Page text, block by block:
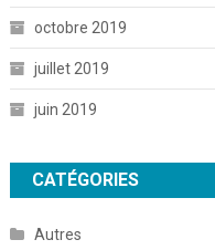
octobre 2019
juillet 2019
juin 2019
CATÉGORIES
Autres